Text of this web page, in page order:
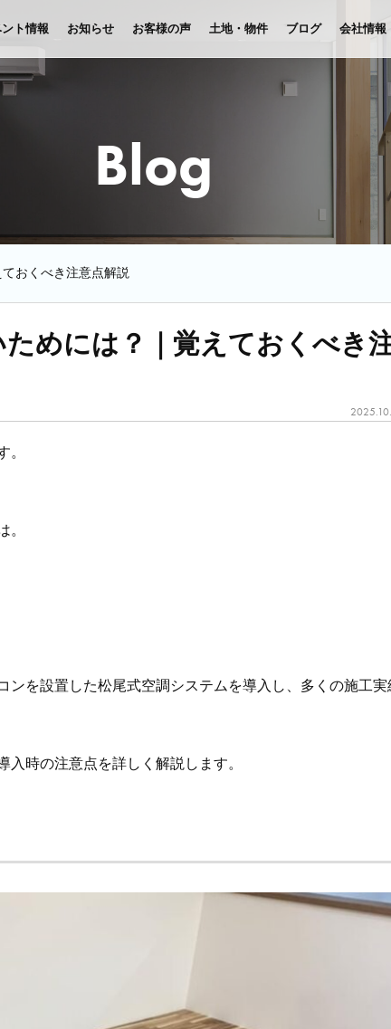
ト情報 お知らせ お客様の声 土地・物件 ブログ 会社情報
Blog
おくべき注意点解説
めには？｜覚えておくべき
を設置した松尾式空調システムを導入し、多くの施工実
時の注意点を詳しく解説します。